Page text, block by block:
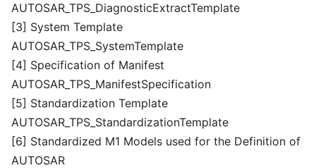
AUTOSAR_TPS_DiagnosticExtractTemplate
[3] System Template
AUTOSAR_TPS_SystemTemplate
[4] Specification of Manifest
AUTOSAR_TPS_ManifestSpecification
[5] Standardization Template
AUTOSAR_TPS_StandardizationTemplate
[6] Standardized M1 Models used for the Definition of
AUTOSAR